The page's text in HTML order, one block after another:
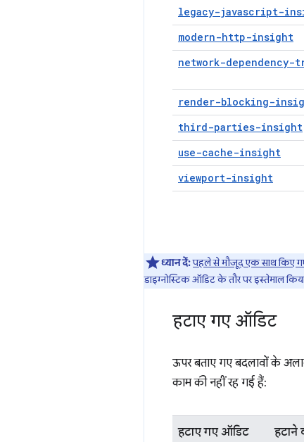
legacy-javascript-
modern-http-insight
network-
render-blocking-
third-parties-insight
use-cache-insight
viewport-insight
ध्यान दें:पहले से मौजूद एक साथ किए
डाइग्नोस्टिक ऑडिट के तौर पर इस्तेमाल
हटाए गए ऑडिट
ऊपर बताए गए बदलावों के
काम की नहीं रह गई हैं:
हटाए गए ऑडिट हटाने